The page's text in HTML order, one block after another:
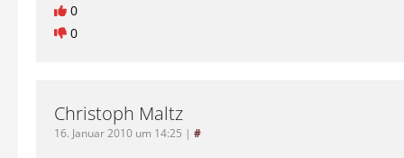
0
0
Christoph Maltz
16. Januar 2010 um 14:25 | #